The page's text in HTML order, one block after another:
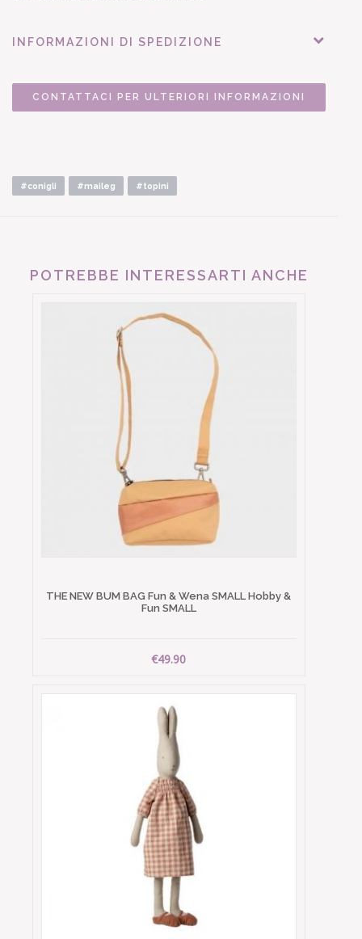
INFORMAZIONI DI SPEDIZIONE
CONTATTACI PER ULTERIORI INFORMAZIONI
#conigli #maileg #topini
POTREBBE INTERESSARTI ANCHE
THE NEW BUM BAG Fun & Wena SMALL Hobby &
Fun SMALL
€49.90